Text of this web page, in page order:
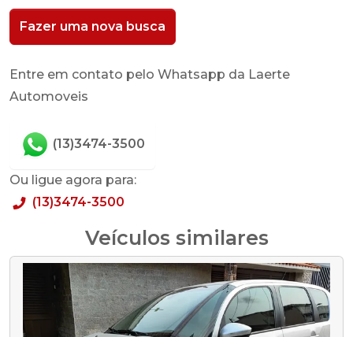
Fazer uma nova busca
Entre em contato pelo Whatsapp da Laerte
Automoveis
(13)3474-3500
Ou ligue agora para:
(13)3474-3500
Veículos similares